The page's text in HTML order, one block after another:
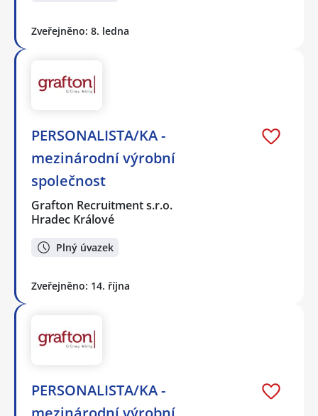
Zveřejněno: 8. ledna
PERSONALISTA/KA -
mezinárodní výrobní
společnost
Grafton Recruitment s.r.o.
Hradec Králové
Plný úvazek
Zveřejněno: 14. října
PERSONALISTA/KA -